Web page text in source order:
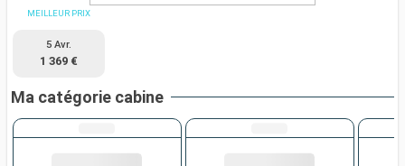
MEILLEUR PRIX
5 Avr.
1 369 €
Ma catégorie cabine